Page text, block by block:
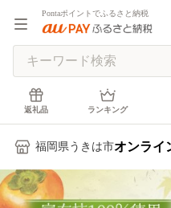
Pontaポイントでふるさと納税
返礼品 ランキング
福岡県うきは市オンライ